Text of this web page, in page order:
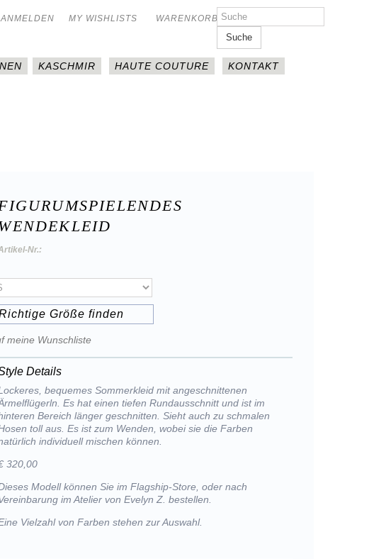
WARENKORB
MY WISHLISTS
ANMELDEN
Suche
KASCHMIR HAUTE COUTURE KONTAKT
Nr.:
Größe finden
meine Wunschliste
Details
bequemes Sommerkleid mit angeschnittenen
Es hat einen tiefen Rundausschnitt und ist im
Bereich länger geschnitten. Sieht auch zu schmalen
toll aus. Es ist zum Wenden, wobei sie die Farben
individuell mischen können.
320,00
Modell können Sie im Flagship-Store, oder nach
im Atelier von Evelyn Z. bestellen.
Vielzahl von Farben stehen zur Auswahl.